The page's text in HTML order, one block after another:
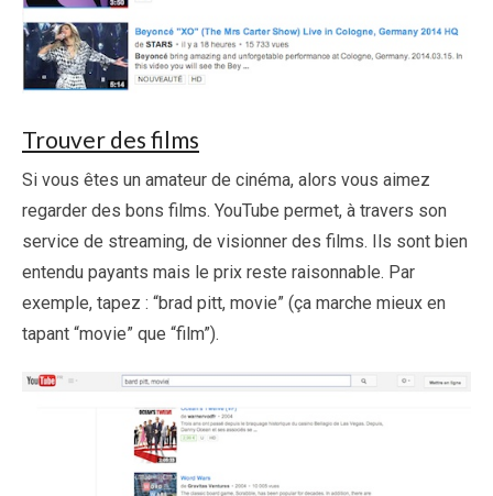
Trouver des films
Si vous êtes un amateur de cinéma, alors vous aimez
regarder des bons films. YouTube permet, à travers son
service de streaming, de visionner des films. Ils sont bien
entendu payants mais le prix reste raisonnable. Par
exemple, tapez : “brad pitt, movie” (ça marche mieux en
tapant “movie” que “film”).